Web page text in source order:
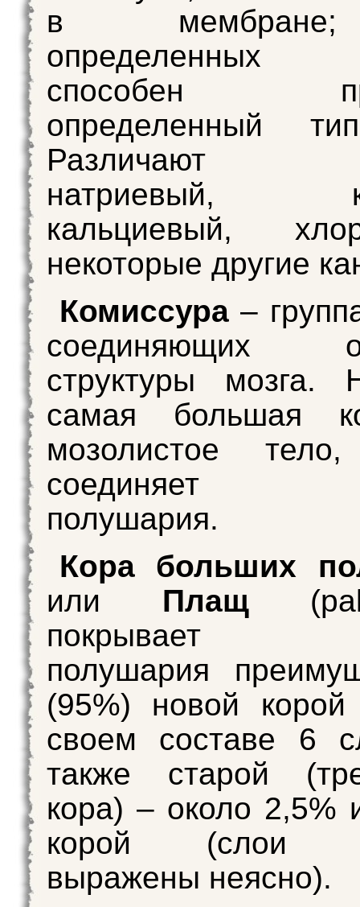
в
определенных
способен
определенный
Различают
натриевый,
кальциевый,
некоторые другие
Комиссура –
соединяющих
структуры мозга.
самая большая
мозолистое
соединяет
полушария.
Кора больших
или Плащ
покрывает
полушария
(95%) новой
своем составе 6
также старой
кора) – около 2,5%
корой (слои
выражены неясно).